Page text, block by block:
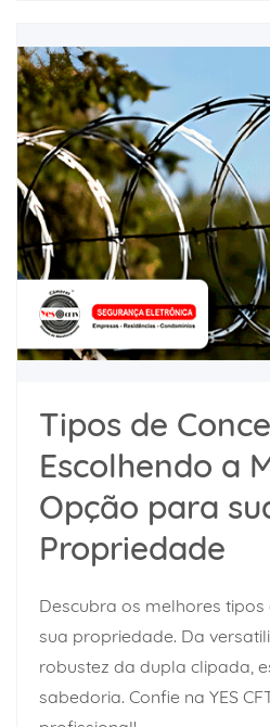
Tipos de
Escolhendo a
Opção para
Propriedade
Descubra os melhores
sua propriedade. Da
robustez da dupla clipada,
sabedoria. Confie na YES